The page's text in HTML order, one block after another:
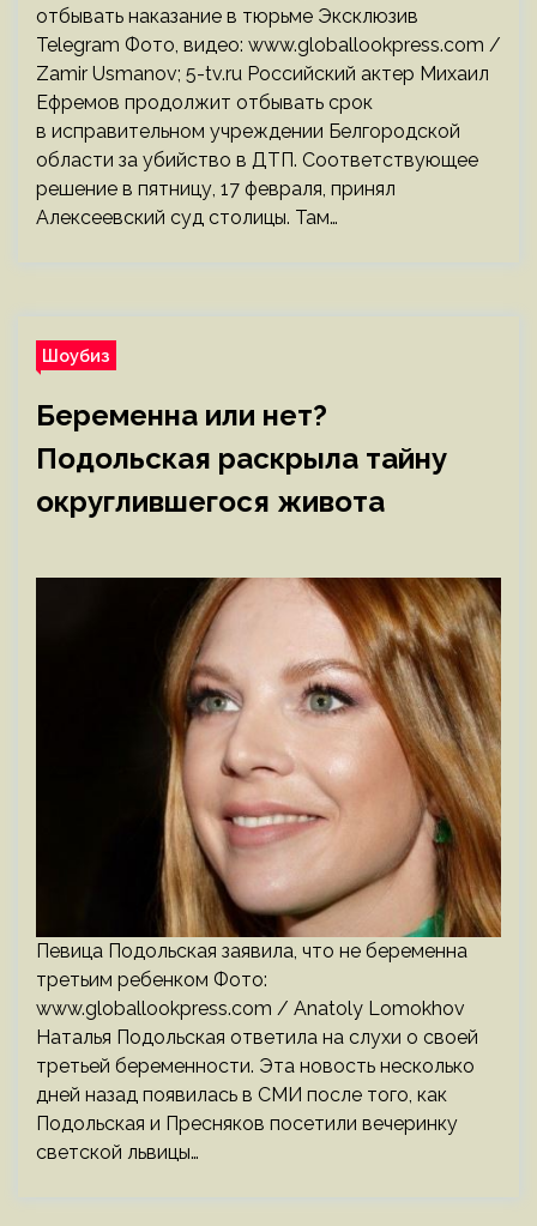
отбывать наказание в тюрьме Эксклюзив
Telegram Фото, видео: www.globallookpress.com /
Zamir Usmanov; 5-tv.ru Российский актер Михаил
Ефремов продолжит отбывать срок
в исправительном учреждении Белгородской
области за убийство в ДТП. Соответствующее
решение в пятницу, 17 февраля, принял
Алексеевский суд столицы. Там…
Шоубиз
Беременна или нет?
Подольская раскрыла тайну
округлившегося живота
Певица Подольская заявила, что не беременна
третьим ребенком Фото:
www.globallookpress.com / Anatoly Lomokhov
Наталья Подольская ответила на слухи о своей
третьей беременности. Эта новость несколько
дней назад появилась в СМИ после того, как
Подольская и Пресняков посетили вечеринку
светской львицы…